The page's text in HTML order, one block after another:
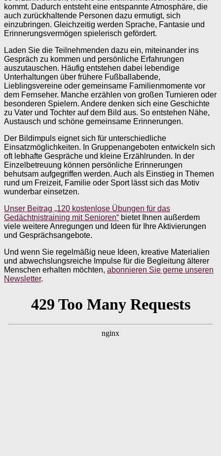
kommt. Dadurch entsteht eine entspannte Atmosphäre, die
auch zurückhaltende Personen dazu ermutigt, sich
einzubringen. Gleichzeitig werden Sprache, Fantasie und
Erinnerungsvermögen spielerisch gefördert.
Laden Sie die Teilnehmenden dazu ein, miteinander ins
Gespräch zu kommen und persönliche Erfahrungen
auszutauschen. Häufig entstehen dabei lebendige
Unterhaltungen über frühere Fußballabende,
Lieblingsvereine oder gemeinsame Familienmomente vor
dem Fernseher. Manche erzählen von großen Turnieren oder
besonderen Spielern. Andere denken sich eine Geschichte
zu Vater und Tochter auf dem Bild aus. So entstehen Nähe,
Austausch und schöne gemeinsame Erinnerungen.
Der Bildimpuls eignet sich für unterschiedliche
Einsatzmöglichkeiten. In Gruppenangeboten entwickeln sich
oft lebhafte Gespräche und kleine Erzählrunden. In der
Einzelbetreuung können persönliche Erinnerungen
behutsam aufgegriffen werden. Auch als Einstieg in Themen
rund um Freizeit, Familie oder Sport lässt sich das Motiv
wunderbar einsetzen.
Unser Beitrag „120 kostenlose Übungen für das
Gedächtnistraining mit Senioren“ bietet Ihnen außerdem
viele weitere Anregungen und Ideen für Ihre Aktivierungen
und Gesprächsangebote.
Und wenn Sie regelmäßig neue Ideen, kreative Materialien
und abwechslungsreiche Impulse für die Begleitung älterer
Menschen erhalten möchten, abonnieren Sie gerne unseren
Newsletter.